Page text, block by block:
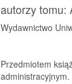
autorzy tomu:
Wydawnictwo
Przedmiotem